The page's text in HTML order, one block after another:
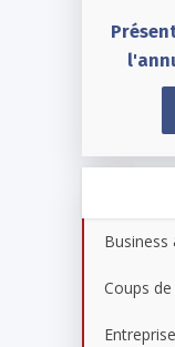
Business
Coups
Entreprise